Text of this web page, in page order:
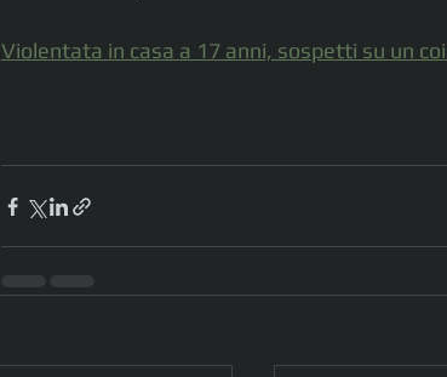
Violentata in casa a 17 anni, sospetti su un